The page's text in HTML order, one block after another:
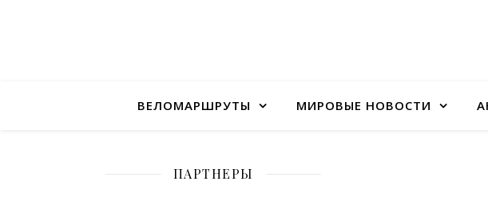
ВЕЛОМАРШРУТЫ МИРОВЫЕ НОВОСТИ
ПАРТНЕРЫ